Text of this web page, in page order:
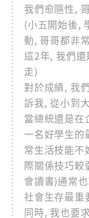
我們愈隨性,
(小五開始後,
動, 哥哥都非
這2年, 我們
走)
對於成績, 我
訴我, 從小到
當總統還是
一名好學生
常生活技能不
際關係技巧
會讀書)通常
社會生存最重
同時, 我也要